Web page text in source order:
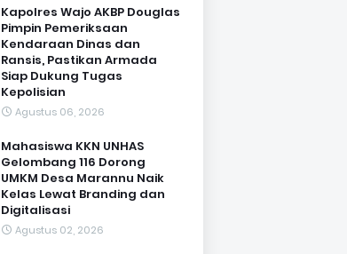
Kapolres Wajo AKBP Douglas
Pimpin Pemeriksaan
Kendaraan Dinas dan
Ransis, Pastikan Armada
Siap Dukung Tugas
Kepolisian
Agustus 06, 2026
Mahasiswa KKN UNHAS
Gelombang 116 Dorong
UMKM Desa Marannu Naik
Kelas Lewat Branding dan
Digitalisasi
Agustus 02, 2026